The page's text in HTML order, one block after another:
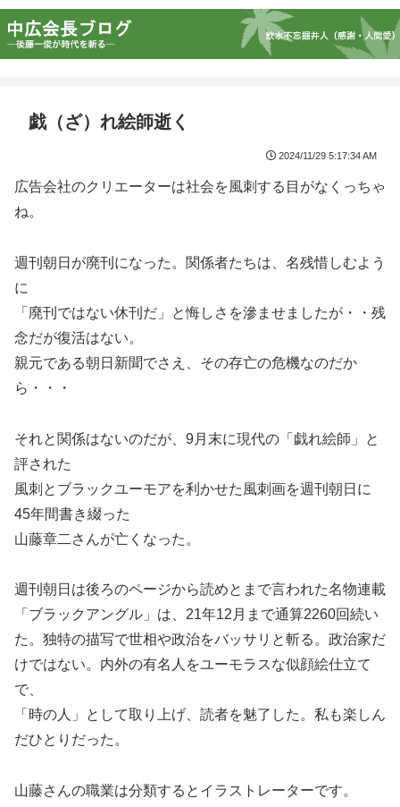
戯（ざ）れ絵師逝く
2024/11/29 5:17:34 AM
広告会社のクリエーターは社会を風刺する目がなくっちゃ
ね。
週刊朝日が廃刊になった。関係者たちは、名残惜しむよう
に
「廃刊ではない休刊だ」と悔しさを滲ませましたが・・残
念だが復活はない。
親元である朝日新聞でさえ、その存亡の危機なのだか
ら・・・
それと関係はないのだが、9月末に現代の「戯れ絵師」と
評された
風刺とブラックユーモアを利かせた風刺画を週刊朝日に
45年間書き綴った
山藤章二さんが亡くなった。
週刊朝日は後ろのページから読めとまで言われた名物連載
「ブラックアングル」は、21年12月まで通算2260回続い
た。独特の描写で世相や政治をバッサリと斬る。政治家だ
けではない。内外の有名人をユーモラスな似顔絵仕立て
で、
「時の人」として取り上げ、読者を魅了した。私も楽しん
だひとりだった。
山藤さんの職業は分類するとイラストレーターです。